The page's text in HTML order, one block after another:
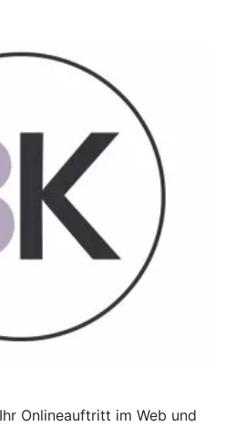
Onlineauftritt im Web und